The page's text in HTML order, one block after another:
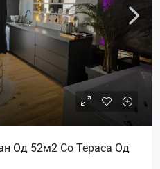
Од 52м2 Со Тераса Од